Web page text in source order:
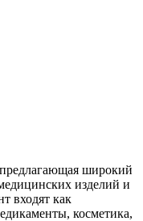
широкий
изделий и
входят как
косметика,